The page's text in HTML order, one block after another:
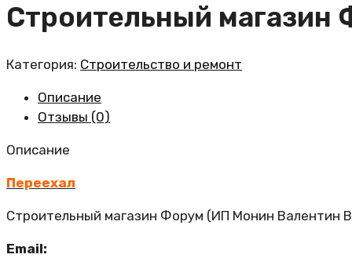
Строительный магазин
Категория: Строительство и ремонт
Описание
Отзывы (0)
Описание
Переехал
Строительный магазин Форум (ИП Монин Валентин
Email: